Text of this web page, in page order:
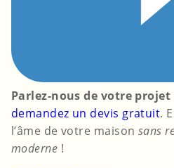
Parlez-nous de votre projet
demandez un devis gratuit.
l’âme de votre maison sans
moderne !